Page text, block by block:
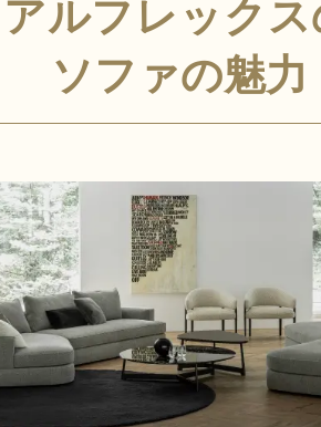
アルフレック
ソファの魅力